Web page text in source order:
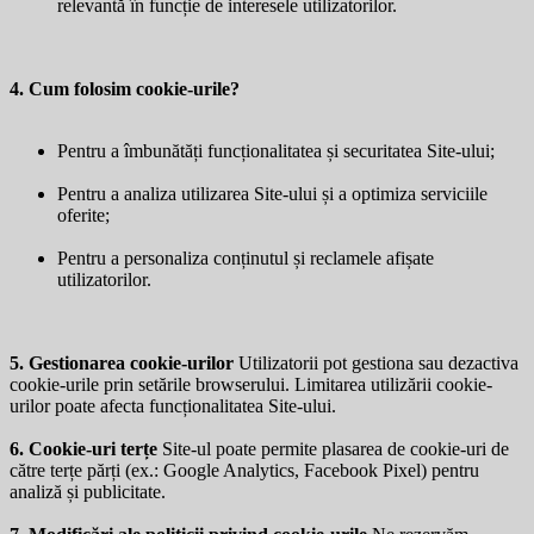
relevantă în funcție de interesele utilizatorilor.
4. Cum folosim cookie-urile?
Pentru a îmbunătăți funcționalitatea și securitatea Site-ului;
Pentru a analiza utilizarea Site-ului și a optimiza serviciile
oferite;
Pentru a personaliza conținutul și reclamele afișate
utilizatorilor.
5. Gestionarea cookie-urilor Utilizatorii pot gestiona sau dezactiva
cookie-urile prin setările browserului. Limitarea utilizării cookie-
urilor poate afecta funcționalitatea Site-ului.
6. Cookie-uri terțe Site-ul poate permite plasarea de cookie-uri de
către terțe părți (ex.: Google Analytics, Facebook Pixel) pentru
analiză și publicitate.